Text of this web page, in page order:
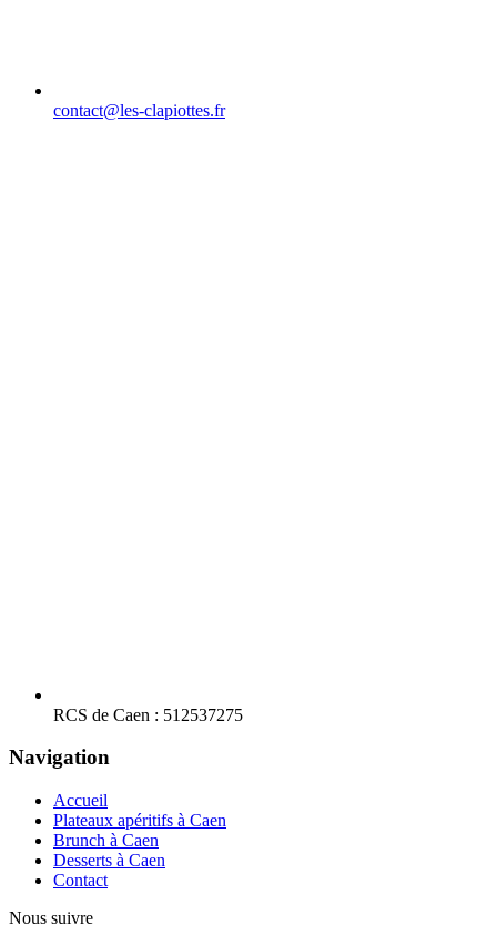
contact@les-clapiottes.fr
RCS de Caen : 512537275
Navigation
Accueil
Plateaux apéritifs à Caen
Brunch à Caen
Desserts à Caen
Contact
Nous suivre